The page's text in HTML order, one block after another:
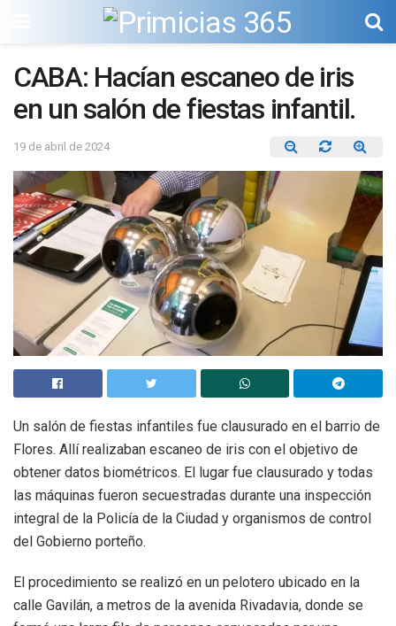
CABA: Hacían escaneo de iris
en un salón de fiestas infantil.
19 de abril de 2024
Un salón de fiestas infantiles fue clausurado en el barrio de
Flores. Allí realizaban escaneo de iris con el objetivo de
obtener datos biométricos. El lugar fue clausurado y todas
las máquinas fueron secuestradas durante una inspección
integral de la Policía de la Ciudad y organismos de control
del Gobierno porteño.
El procedimiento se realizó en un pelotero ubicado en la
calle Gavilán, a metros de la avenida Rivadavia, donde se